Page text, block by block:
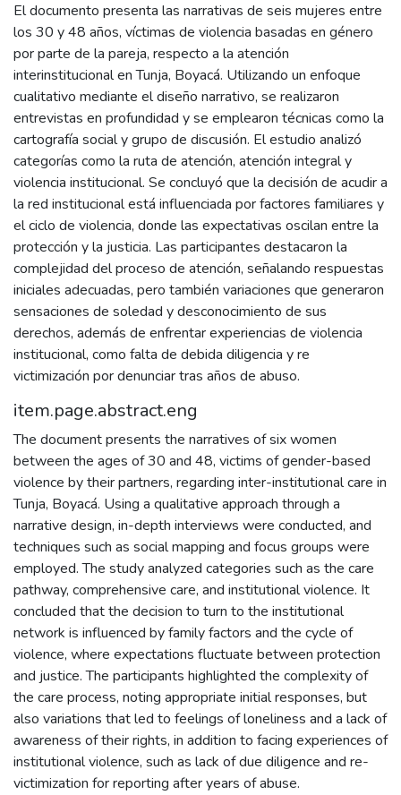
El documento presenta las narrativas de seis mujeres entre
los 30 y 48 años, víctimas de violencia basadas en género
por parte de la pareja, respecto a la atención
interinstitucional en Tunja, Boyacá. Utilizando un enfoque
cualitativo mediante el diseño narrativo, se realizaron
entrevistas en profundidad y se emplearon técnicas como la
cartografía social y grupo de discusión. El estudio analizó
categorías como la ruta de atención, atención integral y
violencia institucional. Se concluyó que la decisión de acudir a
la red institucional está influenciada por factores familiares y
el ciclo de violencia, donde las expectativas oscilan entre la
protección y la justicia. Las participantes destacaron la
complejidad del proceso de atención, señalando respuestas
iniciales adecuadas, pero también variaciones que generaron
sensaciones de soledad y desconocimiento de sus
derechos, además de enfrentar experiencias de violencia
institucional, como falta de debida diligencia y re
victimización por denunciar tras años de abuso.
item.page.abstract.eng
The document presents the narratives of six women
between the ages of 30 and 48, victims of gender-based
violence by their partners, regarding inter-institutional care in
Tunja, Boyacá. Using a qualitative approach through a
narrative design, in-depth interviews were conducted, and
techniques such as social mapping and focus groups were
employed. The study analyzed categories such as the care
pathway, comprehensive care, and institutional violence. It
concluded that the decision to turn to the institutional
network is influenced by family factors and the cycle of
violence, where expectations fluctuate between protection
and justice. The participants highlighted the complexity of
the care process, noting appropriate initial responses, but
also variations that led to feelings of loneliness and a lack of
awareness of their rights, in addition to facing experiences of
institutional violence, such as lack of due diligence and re-
victimization for reporting after years of abuse.